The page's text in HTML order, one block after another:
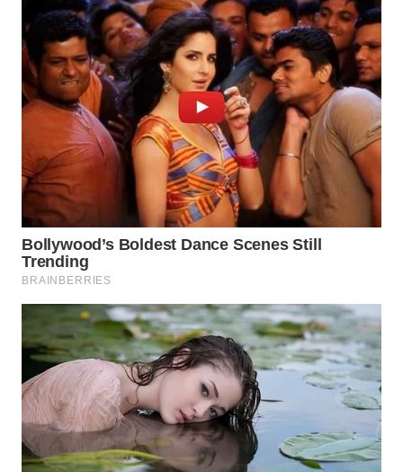
WN
CIREBON
WN
INDRAMAYU
WN
KUNINGAN
WN
MAJALENGKA
WN
SUBANG
WN
SUKABUMI
WN
PURWAKARTA